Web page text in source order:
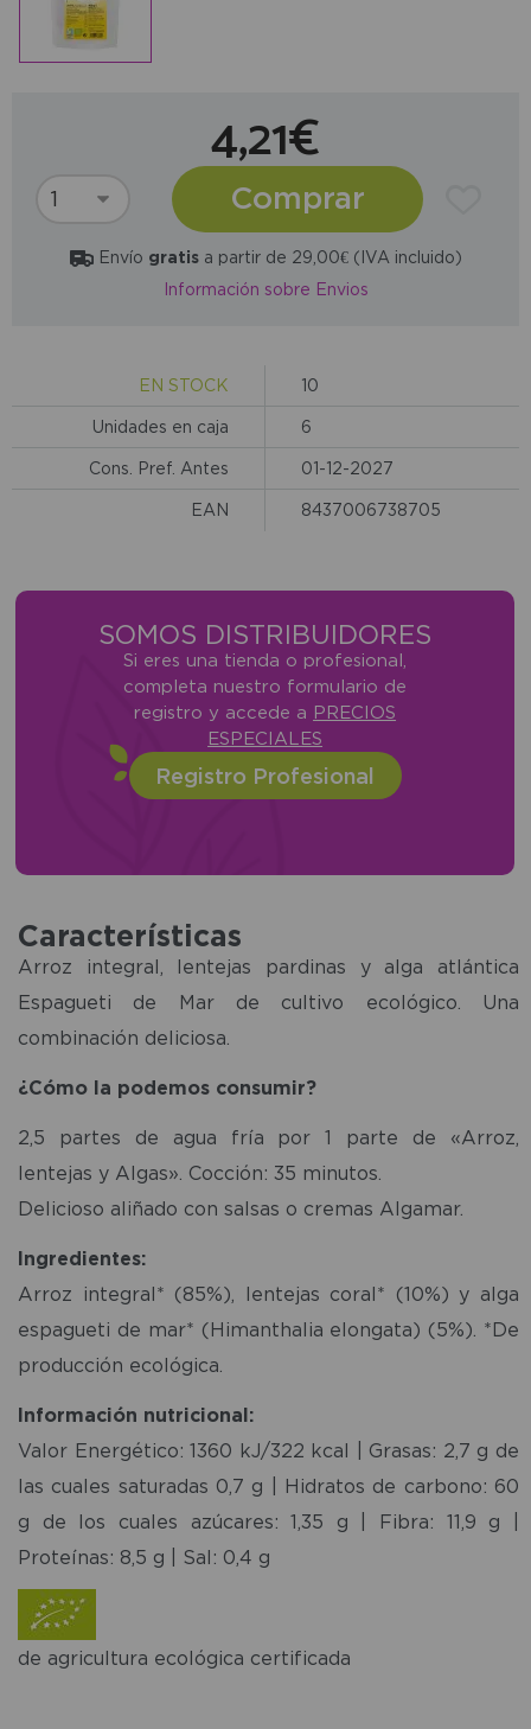
4,21€
Comprar
Envío gratisa partir de 29,00€ (IVA incluido)
Información sobre Envios
EN STOCK 10
Unidades en caja 6
Cons. Pref. Antes 01-12-2027
EAN 8437006738705
SOMOS DISTRIBUIDORES
Si eres una tienda o profesional,
completa nuestro formulario de
registro y accede a PRECIOS
ESPECIALES
Registro Profesional
Características
Arroz integral, lentejas pardinas y alga atlántica
Espagueti de Mar de cultivo ecológico. Una
combinación deliciosa.
¿Cómo la podemos consumir?
2,5 partes de agua fría por 1 parte de «Arroz,
lentejas y Algas». Cocción: 35 minutos.
Delicioso aliñado con salsas o cremas Algamar.
Ingredientes:
Arroz integral* (85%), lentejas coral* (10%) y alga
espagueti de mar* (Himanthalia elongata) (5%). *De
producción ecológica.
Información nutricional:
Valor Energético: 1360 kJ/322 kcal | Grasas: 2,7 g de
las cuales saturadas 0,7 g | Hidratos de carbono: 60
g de los cuales azúcares: 1,35 g | Fibra: 11,9 g |
Proteínas: 8,5 g | Sal: 0,4 g
de agricultura ecológica certificada